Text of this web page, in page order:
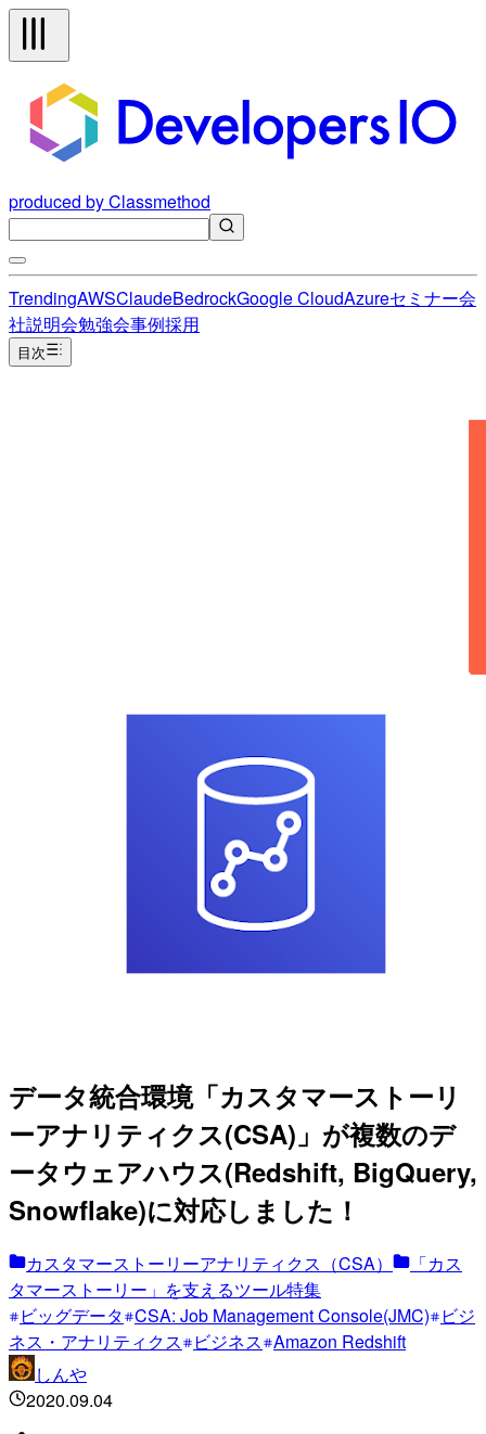
produced by Classmethod
TrendingAWSClaudeBedrockGoogle CloudAzureセミナー会
社説明会勉強会事例採用
目次
データ統合環境「カスタマーストーリ
ーアナリティクス(CSA)」が複数のデ
ータウェアハウス(Redshift, BigQuery,
Snowflake)に対応しました！
カスタマーストーリーアナリティクス（CSA）
「カス
タマーストーリー」を支えるツール特集
ビッグデータ CSA: Job Management Console(JMC)
ビジ
ネス・アナリティクス
ビジネス Amazon Redshift
しんや
2020.09.04